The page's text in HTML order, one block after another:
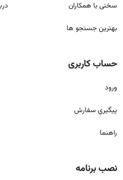
سخنی با همکاران
بهترین جستجو ها
حساب کاربری
ورود
پيگيري سفارش
راهنما
نصب برنامه